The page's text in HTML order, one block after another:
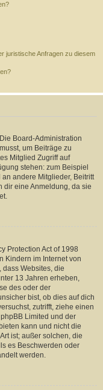
juristische Anfragen zu diesem
Board-Administration
um Beiträge zu
Mitglied Zugriff auf
stehen: zum Beispiel
andere Mitglieder, Beitritt
dir eine Anmeldung, da sie
Protection Act of 1998
Kindern im Internet von
dass Websites, die
13 Jahren erheben,
des oder der
bist, ob dies auf dich
zutrifft, ziehe einen
Limited und der
kann und nicht die
ist; außer solchen, die
es Beschwerden oder
werden.